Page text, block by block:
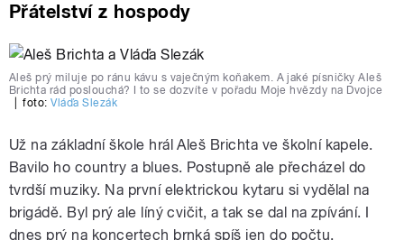
Přátelství z hospody
Aleš prý miluje po ránu kávu s vaječným koňakem. A jaké písničky Aleš
Brichta rád poslouchá? I to se dozvíte v pořadu Moje hvězdy na Dvojce
foto:Vláďa Slezák
Už na základní škole hrál Aleš Brichta ve školní kapele.
Bavilo ho country a blues. Postupně ale přecházel do
tvrdší muziky. Na první elektrickou kytaru si vydělal na
brigádě. Byl prý ale líný cvičit, a tak se dal na zpívání. I
dnes prý na koncertech brnká spíš jen do počtu.